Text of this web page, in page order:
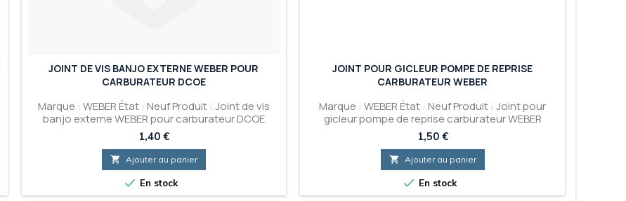
JOINT DE VIS BANJO EXTERNE WEBER POUR
CARBURATEUR DCOE
Marque : WEBER État : Neuf Produit : Joint de vis
banjo externe WEBER pour carburateur DCOE
Prix
1,40 €
 Ajouter au panier
 En stock
JOINT POUR GICLEUR POMPE DE REPRISE
CARBURATEUR WEBER
Marque : WEBER État : Neuf Produit : Joint pour
gicleur pompe de reprise carburateur WEBER
Prix
1,50 €
 Ajouter au panier
 En stock